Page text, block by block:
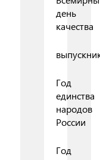
день
качества
Год
единства
народов
России
Год